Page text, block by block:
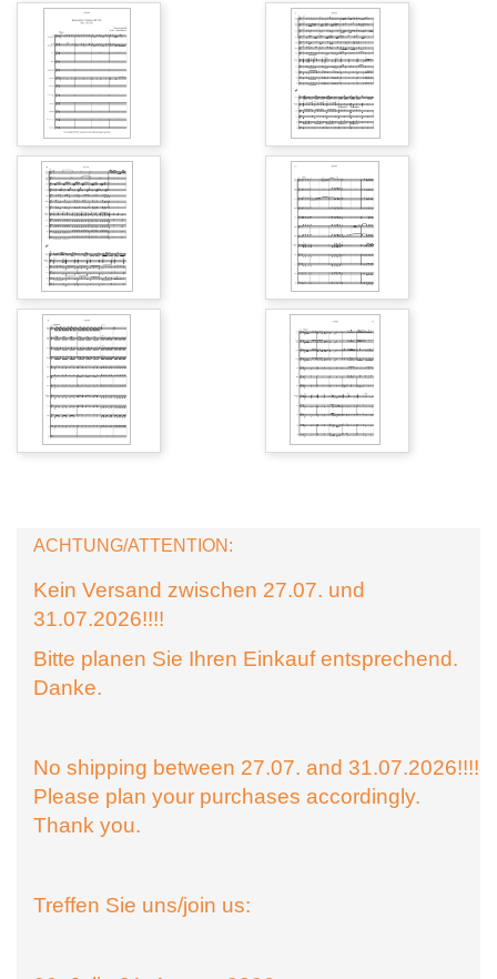
ACHTUNG/ATTENTION:
Kein Versand zwischen 27.07. und
31.07.2026!!!!
Bitte planen Sie Ihren Einkauf entsprechend.
Danke.
No shipping between 27.07. and 31.07.2026!!!!
Please plan your purchases accordingly.
Thank you.
Treffen Sie uns/join us: